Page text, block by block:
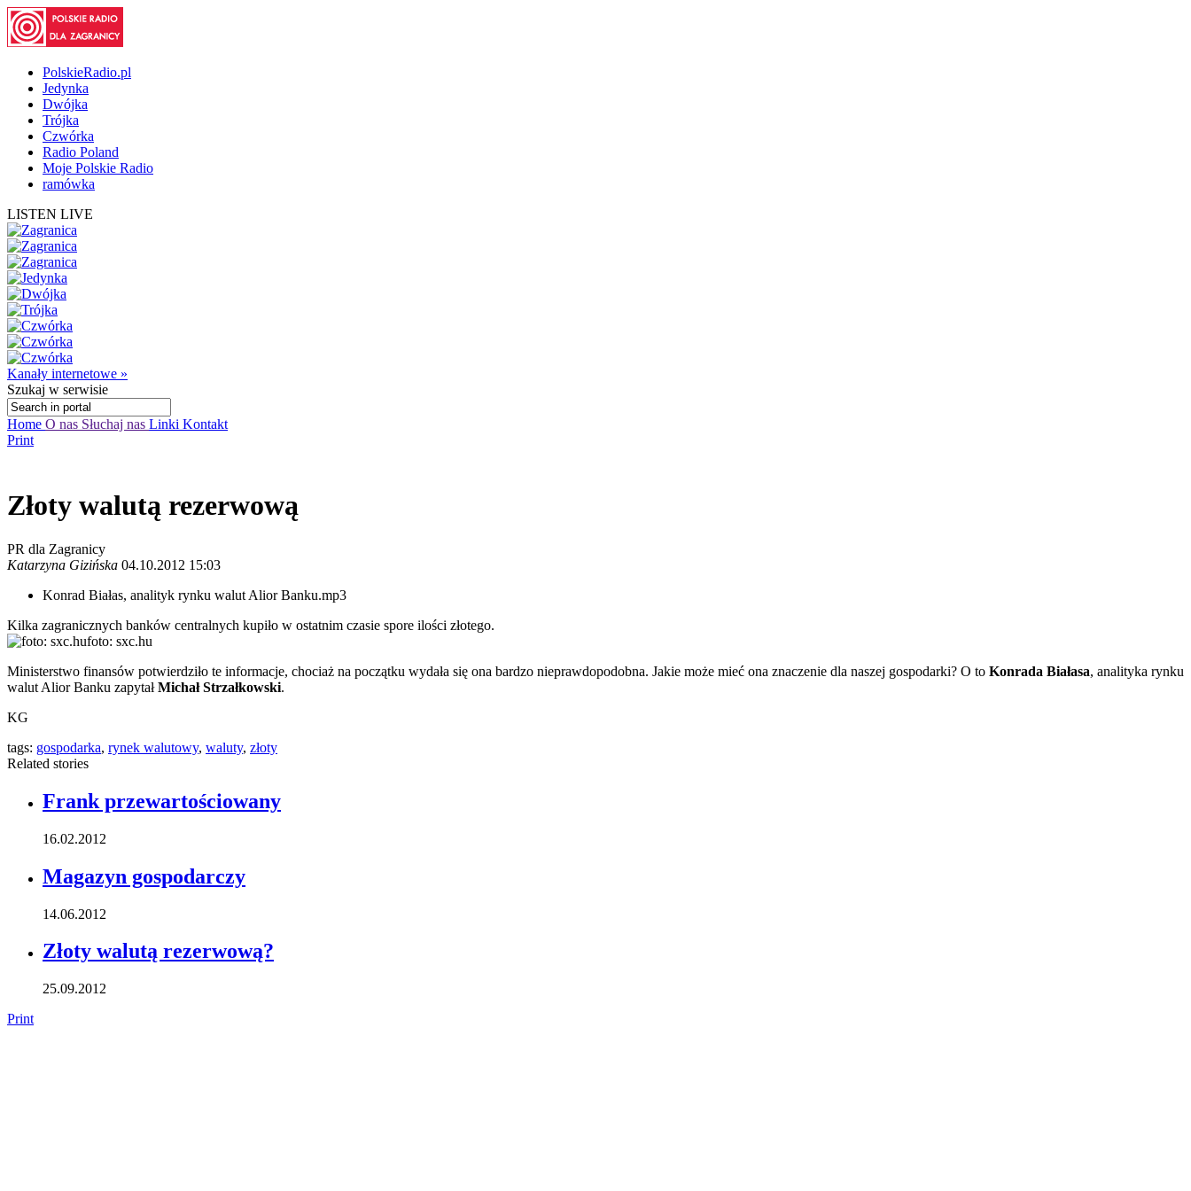
PolskieRadio.pl
Jedynka
Dwójka
Trójka
Czwórka
Radio Poland
Moje Polskie Radio
ramówka
LISTEN LIVE
Kanały internetowe »
Szukaj w serwisie
Home O nas Słuchaj nas Linki Kontakt
Print
Złoty walutą rezerwową
PR dla Zagranicy
Katarzyna Gizińska 04.10.2012 15:03
Konrad Białas, analityk rynku walut Alior Banku.mp3
Kilka zagranicznych banków centralnych kupiło w ostatnim czasie spore ilości złotego.
foto: sxc.hu
Ministerstwo finansów potwierdziło te informacje, chociaż na początku wydała się ona bardzo nieprawdopodobna. Jakie może mieć ona znaczenie dla naszej gospodarki? O to Konrada Białasa, analityka rynku
walut Alior Banku zapytałMichał Strzałkowski.
KG
tags: gospodarka, rynek walutowy, waluty, złoty
Related stories
Frank przewartościowany
16.02.2012
Magazyn gospodarczy
14.06.2012
Złoty walutą rezerwową?
25.09.2012
Print